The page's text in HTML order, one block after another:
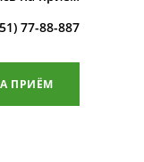
77-88-887
ПРИЁМ